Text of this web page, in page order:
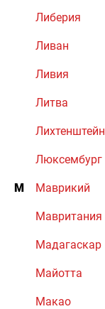
Либерия
Ливан
Ливия
Литва
Лихтенштейн
Люксембург
М Маврикий
Мавритания
Мадагаскар
Майотта
Макао